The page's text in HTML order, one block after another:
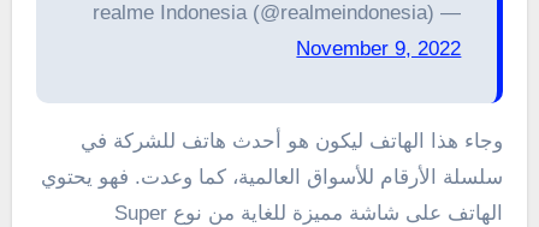
— realme Indonesia (@realmeindonesia)
November 9, 2022
وجاء هذا الهاتف ليكون هو أحدث هاتف للشركة في
سلسلة الأرقام للأسواق العالمية، كما وعدت. فهو يحتوي
الهاتف على شاشة مميزة للغاية من نوع Super